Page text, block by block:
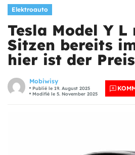
Elektroauto
Tesla Model Y L
Sitzen bereits
hier ist der Preis
Mobiwisy
Publié le 19. August 2025
Modifié le 5. November 2025